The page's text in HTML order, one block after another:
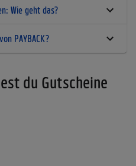
Wie geht das?
PAYBACK?
du Gutscheine